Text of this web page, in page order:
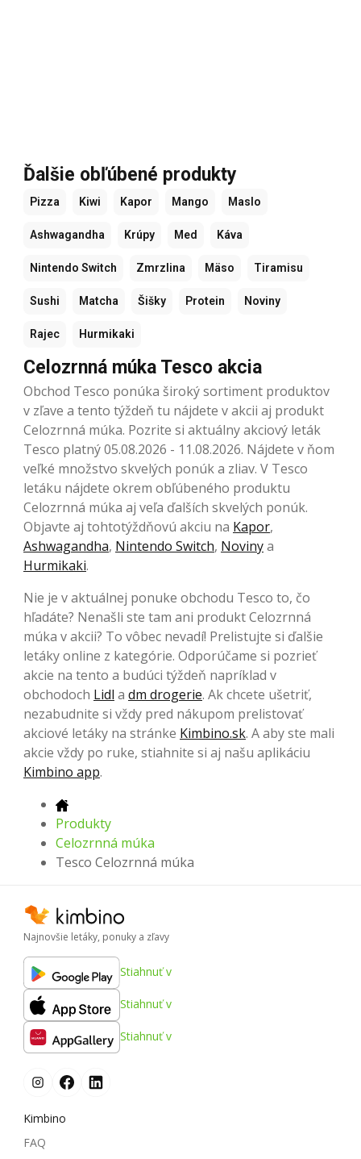
Ďalšie obľúbené produkty
Pizza Kiwi Kapor Mango Maslo
Ashwagandha Krúpy Med Káva
Nintendo Switch Zmrzlina Mäso Tiramisu
Sushi Matcha Šišky Protein Noviny
Rajec Hurmikaki
Celozrnná múka Tesco akcia
Obchod Tesco ponúka široký sortiment produktov
v zľave a tento týždeň tu nájdete v akcii aj produkt
Celozrnná múka. Pozrite si aktuálny akciový leták
Tesco platný 05.08.2026 - 11.08.2026. Nájdete v ňom
veľké množstvo skvelých ponúk a zliav. V Tesco
letáku nájdete okrem obľúbeného produktu
Celozrnná múka aj veľa ďalších skvelých ponúk.
Objavte aj tohtotýždňovú akciu na Kapor,
Ashwagandha, Nintendo Switch, Novinya
Hurmikaki.
Nie je v aktuálnej ponuke obchodu Tesco to, čo
hľadáte? Nenašli ste tam ani produkt Celozrnná
múka v akcii? To vôbec nevadí! Prelistujte si ďalšie
letáky online z kategórie. Odporúčame si pozrieť
akcie na tento a budúci týždeň napríklad v
obchodoch Lidl a dm drogerie. Ak chcete ušetriť,
nezabudnite si vždy pred nákupom prelistovať
akciové letáky na stránke Kimbino.sk. A aby ste mali
akcie vždy po ruke, stiahnite si aj našu aplikáciu
Kimbino app.
Produkty
Celozrnná múka
Tesco Celozrnná múka
Najnovšie letáky, ponuky a zľavy
Stiahnuť v
Stiahnuť v
Stiahnuť v
Kimbino
FAQ